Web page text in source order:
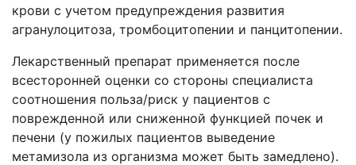
крови с учетом предупреждения развития
агранулоцитоза, тромбоцитопении и панцитопении.
Лекарственный препарат применяется после
всесторонней оценки со стороны специалиста
соотношения польза/риск у пациентов с
поврежденной или сниженной функцией почек и
печени (у пожилых пациентов выведение
метамизола из организма может быть замедлено).